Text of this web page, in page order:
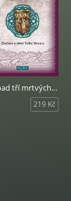
Případ tří mrtvých bojovníků
219 Kč